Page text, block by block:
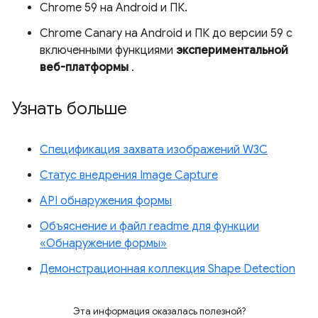
Chrome 59 на Android и ПК.
Chrome Canary на Android и ПК до версии 59 с
включенными функциями экспериментальной
веб-платформы .
Узнать больше
Спецификация захвата изображений W3C
Статус внедрения Image Capture
API обнаружения формы
Объяснение и файл readme для функции
«Обнаружение формы»
Демонстрационная коллекция Shape Detection
Эта информация оказалась полезной?